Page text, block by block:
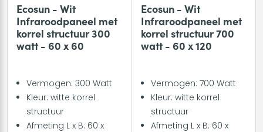
Ecosun - Wit
Infraroodpaneel met
korrel structuur 300
watt - 60 x 60
Vermogen: 300 Watt
Kleur: witte korrel
structuur
Afmeting L x B: 60 x
Ecosun - Wit
Infraroodpaneel met
korrel structuur 700
watt - 60 x 120
Vermogen: 700 Watt
Kleur: witte korrel
structuur
Afmeting L x B: 60 x